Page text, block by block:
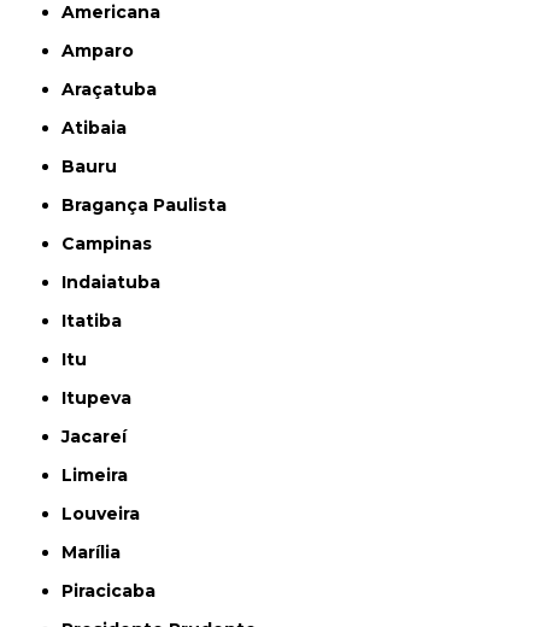
Americana
Amparo
Araçatuba
Atibaia
Bauru
Bragança Paulista
Campinas
Indaiatuba
Itatiba
Itu
Itupeva
Jacareí
Limeira
Louveira
Marília
Piracicaba